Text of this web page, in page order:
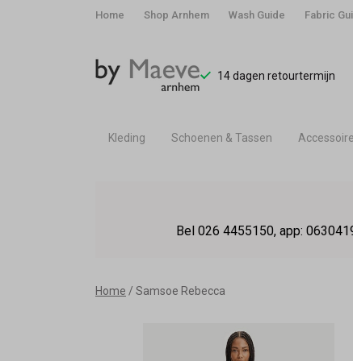
Home Shop Arnhem Wash Guide Fabric
14 dagen retourtermijn
Kleding Schoenen & Tassen
Bel 026 4455150, app:
Home Samsoe Rebecca